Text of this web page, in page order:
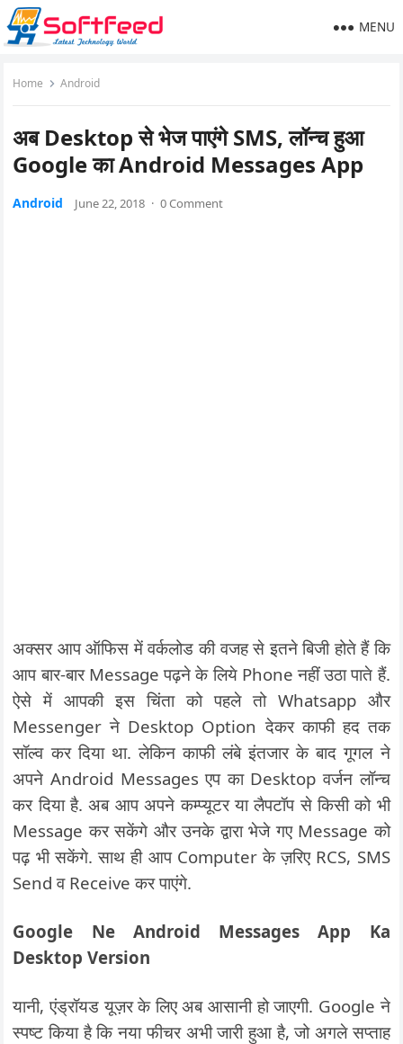
MENU
Home Android
अब Desktop से भेज पाएंगे SMS, लॉन्च हुआ
Google का Android Messages App
Android June 22, 2018 · 0 Comment
अक्सर आप ऑफिस में वर्कलोड की वजह से इतने बिजी होते हैं कि
आप बार-बार Message पढ़ने के लिये Phone नहीं उठा पाते हैं.
ऐसे में आपकी इस चिंता को पहले तो Whatsapp और
Messenger ने Desktop Option देकर काफी हद तक
सॉल्व कर दिया था. लेकिन काफी लंबे इंतजार के बाद गूगल ने
अपने Android Messages एप का Desktop वर्जन लॉन्च
कर दिया है. अब आप अपने कम्प्यूटर या लैपटॉप से किसी को भी
Message कर सकेंगे और उनके द्वारा भेजे गए Message को
पढ़ भी सकेंगे. साथ ही आप Computer के ज़रिए RCS, SMS
Send व Receive कर पाएंगे.
Google Ne Android Messages App Ka
Desktop Version
यानी, एंड्रॉयड यूज़र के लिए अब आसानी हो जाएगी. Google ने
स्पष्ट किया है कि नया फीचर अभी जारी हुआ है, जो अगले सप्ताह